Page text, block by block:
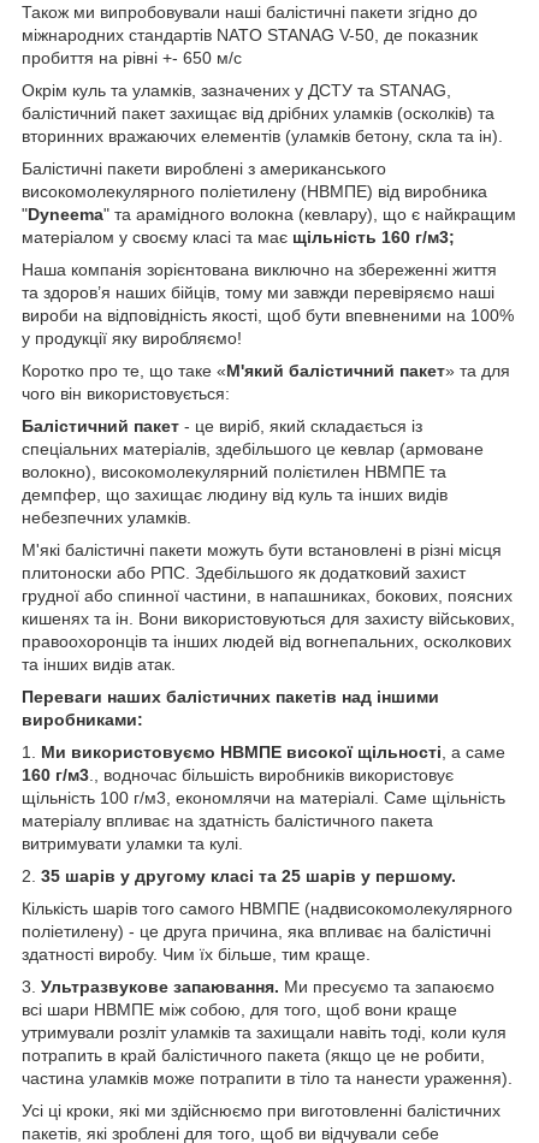
Також ми випробовували наші балістичні пакети згідно до
міжнародних стандартів NATO STANAG V-50, де показник
пробиття на рівні +- 650 м/с
Окрім куль та уламків, зазначених у ДСТУ та STANAG,
балістичний пакет захищає від дрібних уламків (осколків) та
вторинних вражаючих елементів (уламків бетону, скла та ін).
Балістичні пакети вироблені з американського
високомолекулярного поліетилену (НВМПЕ) від виробника
"Dyneema" та арамідного волокна (кевлару), що є найкращим
матеріалом у своєму класі та має щільність 160 г/м3;
Наша компанія зорієнтована виключно на збереженні життя
та здоров’я наших бійців, тому ми завжди перевіряємо наші
вироби на відповідність якості, щоб бути впевненими на 100%
у продукції яку виробляємо!
Коротко про те, що таке «М'який балістичний пакет» та для
чого він використовується:
Балістичний пакет - це виріб, який складається із
спеціальних матеріалів, здебільшого це кевлар (армоване
волокно), високомолекулярний полієтилен НВМПЕ та
демпфер, що захищає людину від куль та інших видів
небезпечних уламків.
М'які балістичні пакети можуть бути встановлені в різні місця
плитоноски або РПС. Здебільшого як додатковий захист
грудної або спинної частини, в напашниках, бокових, поясних
кишенях та ін. Вони використовуються для захисту військових,
правоохоронців та інших людей від вогнепальних, осколкових
та інших видів атак.
Переваги наших балістичних пакетів над іншими
виробниками:
1. Ми використовуємо НВМПЕ високої щільності , а саме
160 г/м3 ., водночас більшість виробників використовує
щільність 100 г/м3, економлячи на матеріалі. Саме щільність
матеріалу впливає на здатність балістичного пакета
витримувати уламки та кулі.
2. 35 шарів у другому класі та 25 шарів у першому.
Кількість шарів того самого НВМПЕ (надвисокомолекулярного
поліетилену) - це друга причина, яка впливає на балістичні
здатності виробу. Чим їх більше, тим краще.
3. Ультразвукове запаювання. Ми пресуємо та запаюємо
всі шари НВМПЕ між собою, для того, щоб вони краще
утримували розліт уламків та захищали навіть тоді, коли куля
потрапить в край балістичного пакета (якщо це не робити,
частина уламків може потрапити в тіло та нанести ураження).
Усі ці кроки, які ми здійснюємо при виготовленні балістичних
пакетів, які зроблені для того, щоб ви відчували себе